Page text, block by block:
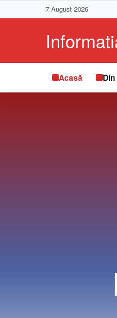
7 August 2026
Acasă Din